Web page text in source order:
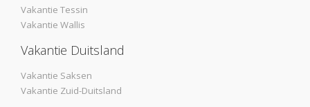
Vakantie Tessin
Vakantie Wallis
Vakantie Duitsland
Vakantie Saksen
Vakantie Zuid-Duitsland